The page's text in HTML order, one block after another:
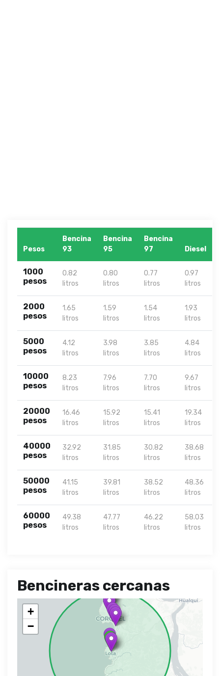
Pesos
Bencina
93
Bencina
95
Bencina
97
Diesel
1000
pesos
0.82
litros
0.80
litros
0.77
litros
0.97
litros
2000
pesos
1.65
litros
1.59
litros
1.54
litros
1.93
litros
5000
pesos
4.12
litros
3.98
litros
3.85
litros
4.84
litros
10000
pesos
8.23
litros
7.96
litros
7.70
litros
9.67
litros
20000
pesos
16.46
litros
15.92
litros
15.41
litros
19.34
litros
40000
pesos
32.92
litros
31.85
litros
30.82
litros
38.68
litros
50000
pesos
41.15
litros
39.81
litros
38.52
litros
48.36
litros
60000
pesos
49.38
litros
47.77
litros
46.22
litros
58.03
litros
Bencineras cercanas
+
−